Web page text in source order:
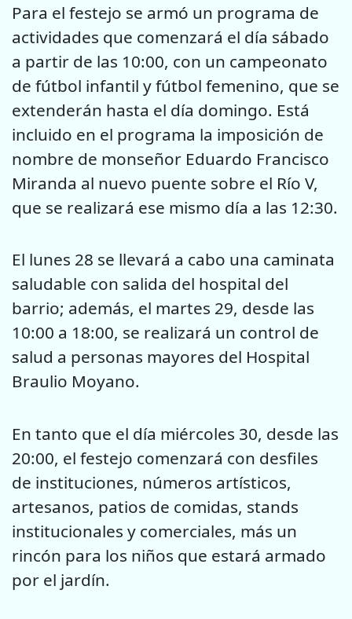
Para el festejo se armó un programa de
actividades que comenzará el día sábado
a partir de las 10:00, con un campeonato
de fútbol infantil y fútbol femenino, que se
extenderán hasta el día domingo. Está
incluido en el programa la imposición de
nombre de monseñor Eduardo Francisco
Miranda al nuevo puente sobre el Río V,
que se realizará ese mismo día a las 12:30.
El lunes 28 se llevará a cabo una caminata
saludable con salida del hospital del
barrio; además, el martes 29, desde las
10:00 a 18:00, se realizará un control de
salud a personas mayores del Hospital
Braulio Moyano.
En tanto que el día miércoles 30, desde las
20:00, el festejo comenzará con desfiles
de instituciones, números artísticos,
artesanos, patios de comidas, stands
institucionales y comerciales, más un
rincón para los niños que estará armado
por el jardín.